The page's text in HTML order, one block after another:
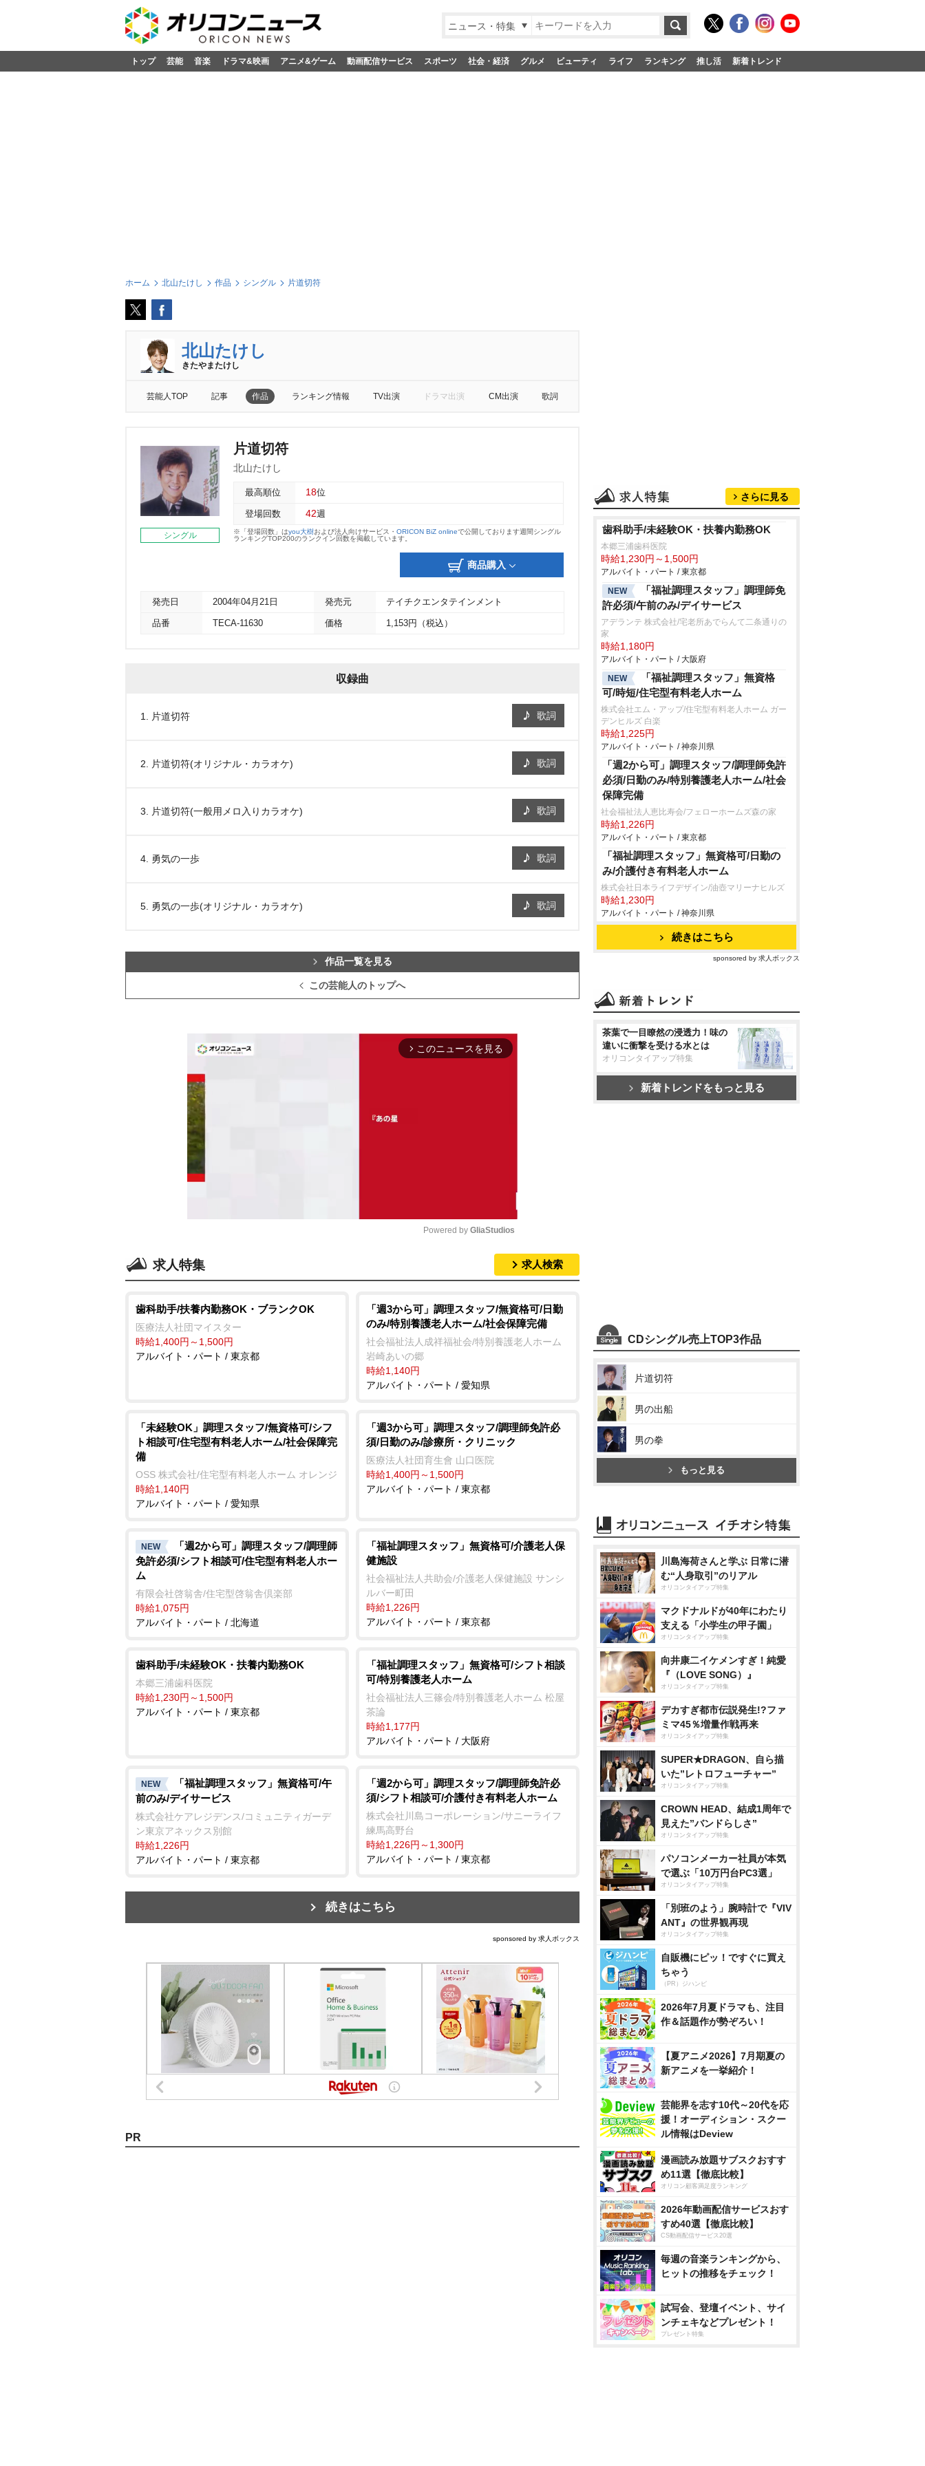
ニュース・特集
トップ 芸能 音楽 ドラマ&映画 アニメ&ゲーム 動画配信サービス スポーツ 社会・経済 グルメ ビューティ ライフ ランキング 推し活 新着トレンド
ホーム 北山たけし 作品 シングル 片道切符
北山たけし
きたやまたけし
芸能人TOP 記事 作品 ランキング情報 TV出演 ドラマ出演 CM出演 歌詞
シングル
片道切符
北山たけし
最高順位 18位
登場回数 42週
※「登場回数」はyou大樹および法人向けサービス・ ORICON BiZ onlineで公開しております週間シングル
ランキングTOP200のランクイン回数を掲載しています。
商品購入
発売日 2004年04月21日 発売元 テイチクエンタテインメント
品番 TECA-11630 価格 1,153円（税込）
収録曲
1. 片道切符 歌詞
2. 片道切符(オリジナル・カラオケ) 歌詞
3. 片道切符(一般用メロ入りカラオケ) 歌詞
4. 勇気の一歩 歌詞
5. 勇気の一歩(オリジナル・カラオケ) 歌詞
作品一覧を見る
この芸能人のトップへ
arrow_forward_ios このニュースを見る
t
e
Powered by GliaStudios
求人特集 求人検索
歯科助手/扶養内勤務OK・ブランクOK
医療法人社団マイスター
時給1,400円～1,500円
アルバイト・パート / 東京都
「週3から可」調理スタッフ/無資格可/日勤
のみ/特別養護老人ホーム/社会保障完備
社会福祉法人成祥福祉会/特別養護老人ホーム
崎あいの郷
時給1,140円
アルバイト・パート / 愛知県
「未経験OK」調理スタッフ/無資格可/シフ
ト相談可/住宅型有料老人ホーム/社会保障完
備
OSS 株式会社/住宅型有料老人ホーム オレンジ
時給1,140円
アルバイト・パート / 愛知県
「週3から可」調理スタッフ/調理師免許必
須/日勤のみ/診療所・クリニック
医療法人社団育生會 山口医院
時給1,400円～1,500円
アルバイト・パート / 東京都
NEW
「週2から可」調理スタッフ/調理師
免許必須/シフト相談可/住宅型有料老人ホー
ム
有限会社啓翁舎/住宅型啓翁舎倶楽部
時給1,075円
アルバイト・パート / 北海道
「福祉調理スタッフ」無資格可/介護老人保
健施設
社会福祉法人共助会/介護老人保健施設 サンシ
ルバー町田
時給1,226円
アルバイト・パート / 東京都
歯科助手/未経験OK・扶養内勤務OK
本郷三浦歯科医院
時給1,230円～1,500円
アルバイト・パート / 東京都
「福祉調理スタッフ」無資格可/シフト相談
可/特別養護老人ホーム
社会福祉法人三篠会/特別養護老人ホーム 松屋
茶論
時給1,177円
アルバイト・パート / 大阪府
NEW
「福祉調理スタッフ」無資格可/午
前のみ/デイサービス
株式会社ケアレジデンス/コミュニティガーデ
ン東京アネックス別館
時給1,226円
アルバイト・パート / 東京都
「週2から可」調理スタッフ/調理師免許必
須/シフト相談可/介護付き有料老人ホーム
株式会社川島コーポレーション/サニーライフ
練馬高野台
時給1,226円～1,300円
アルバイト・パート / 東京都
続きはこちら
sponsored by 求人ボックス
PR
さらに見る
歯科助手/未経験OK・扶養内勤務OK
本郷三浦歯科医院
時給1,230円～1,500円
アルバイト・パート / 東京都
NEW
「福祉調理スタッフ」調理師免
許必須/午前のみ/デイサービス
アデランテ 株式会社/宅老所あでらんて二条通りの
家
時給1,180円
アルバイト・パート / 大阪府
NEW
「福祉調理スタッフ」無資格
可/時短/住宅型有料老人ホーム
株式会社エム・アップ/住宅型有料老人ホーム ガー
デンヒルズ 白楽
時給1,225円
アルバイト・パート / 神奈川県
「週2から可」調理スタッフ/調理師免許
必須/日勤のみ/特別養護老人ホーム/社会
保障完備
社会福祉法人恵比寿会/フェローホームズ森の家
時給1,226円
アルバイト・パート / 東京都
「福祉調理スタッフ」無資格可/日勤の
み/介護付き有料老人ホーム
株式会社日本ライフデザイン/油壺マリーナヒルズ
時給1,230円
アルバイト・パート / 神奈川県
続きはこちら
sponsored by 求人ボックス
茶葉で一目瞭然の浸透力！味の
違いに衝撃を受ける水とは
オリコンタイアップ特集
新着トレンドをもっと見る
CDシングル売上TOP3作品
片道切符
男の出船
男の拳
もっと見る
川島海荷さんと学ぶ 日常に潜
む“人身取引”のリアル
オリコンタイアップ特集
マクドナルドが40年にわたり
支える「小学生の甲子園」
オリコンタイアップ特集
向井康二イケメンすぎ！純愛
『（LOVE SONG）』
オリコンタイアップ特集
デカすぎ都市伝説発生!?ファ
ミマ45％増量作戦再来
オリコンタイアップ特集
SUPER★DRAGON、自ら描
いた”レトロフューチャー”
オリコンタイアップ特集
CROWN HEAD、結成1周年で
見えた”バンドらしさ”
オリコンタイアップ特集
パソコンメーカー社員が本気
で選ぶ「10万円台PC3選」
オリコンタイアップ特集
「別班のよう」腕時計で『VIV
ANT』の世界観再現
オリコンタイアップ特集
自販機にピッ！ですぐに買え
ちゃう
（PR）ジハンピ
2026年7月夏ドラマも、注目
作＆話題作が勢ぞろい！
【夏アニメ2026】7月期夏の
新アニメを一挙紹介！
芸能界を志す10代～20代を応
援！オーディション・スクー
ル情報はDeview
漫画読み放題サブスクおすす
め11選【徹底比較】
オリコン顧客満足度ランキング
2026年動画配信サービスおす
すめ40選【徹底比較】
CS動画配信サービス20選
毎週の音楽ランキングから、
ヒットの推移をチェック！
試写会、登壇イベント、サイ
ンチェキなどプレゼント！
プレゼント特集